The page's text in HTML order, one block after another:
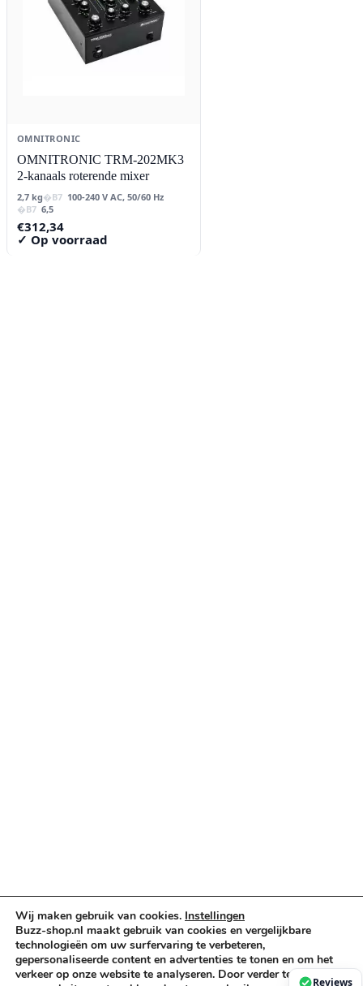
OMNITRONIC
OMNITRONIC TRM-202MK3
2-kanaals roterende mixer
2,7 kg
100-240 V AC, 50/60 Hz
6,5
€312,34
✓ Op voorraad
Algemene voorwaarden
Privacybeleid
Cookiebeleid
Wij maken gebruik van cookies. Instellingen
Buzz-shop.nl maakt gebruik van cookies en vergelijkbare
technologieën om uw surfervaring te verbeteren,
gepersonaliseerde content en advertenties te tonen en om het
verkeer op onze website te analyseren. Door verder te gaan op
Reviews